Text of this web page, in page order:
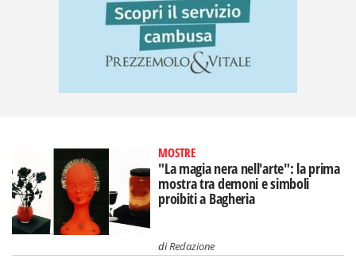
MOSTRE
"La magia nera nell'arte": la prima
mostra tra demoni e simboli
proibiti a Bagheria
diRedazione